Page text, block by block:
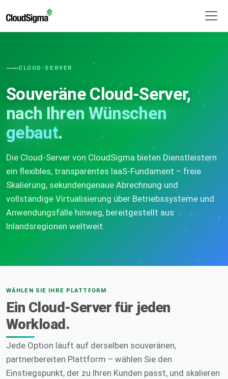
CLOUD-SERVER
Souveräne Cloud-Server,
nach Ihren Wünschen
gebaut.
Die Cloud-Server von CloudSigma bieten Dienstleistern
ein flexibles, transparentes IaaS-Fundament – freie
Skalierung, sekundengenaue Abrechnung und
vollständige Virtualisierung über Betriebssysteme und
Anwendungsfälle hinweg, bereitgestellt aus
Inlandsregionen weltweit.
WÄHLEN SIE IHRE PLATTFORM
Ein Cloud-Server für jeden
Workload.
Jede Option läuft auf derselben souveränen,
partnerbereiten Plattform – wählen Sie den
Einstiegspunkt, der zu Ihren Kunden passt, und skalieren